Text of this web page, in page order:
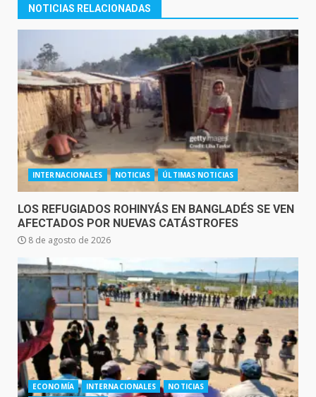
NOTICIAS RELACIONADAS
INTERNACIONALES NOTICIAS ÚLTIMAS NOTICIAS
LOS REFUGIADOS ROHINYÁS EN BANGLADÉS SE VEN
AFECTADOS POR NUEVAS CATÁSTROFES
8 de agosto de 2026
ECONOMÍA INTERNACIONALES
NOTICIAS